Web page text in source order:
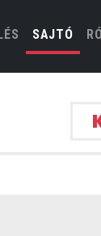
SAJTÓ